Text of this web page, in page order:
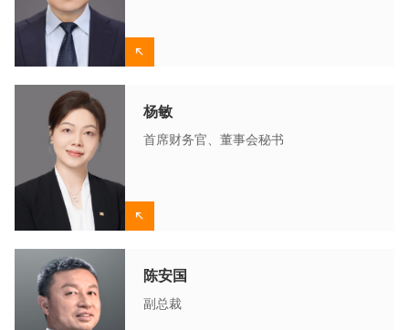
杨敏
首席财务官、董事会秘书
陈安国
副总裁